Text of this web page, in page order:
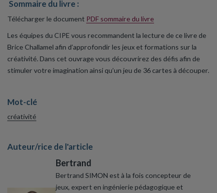
Sommaire du livre :
Télécharger le document PDF sommaire du livre
Les équipes du CIPE vous recommandent la lecture de ce livre de
Brice Challamel afin d’approfondir les jeux et formations sur la
créativité. Dans cet ouvrage vous découvrirez des défis afin de
stimuler votre imagination ainsi qu’un jeu de 36 cartes à découper.
Mot-clé
créativité
Auteur/rice de l'article
Bertrand
Bertrand SIMON est à la fois concepteur de
jeux, expert en ingénierie pédagogique et